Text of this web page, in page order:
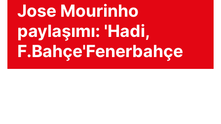
Jose Mourinho
paylaşımı: 'Hadi,
F.Bahçe'Fenerbahçe